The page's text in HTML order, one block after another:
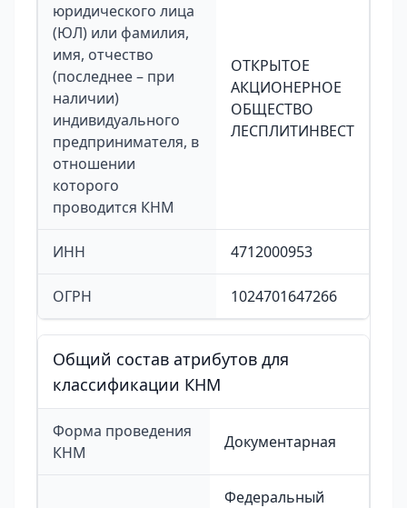
юридического лица
(ЮЛ) или фамилия,
имя, отчество
(последнее – при
наличии)
индивидуального
предпринимателя, в
отношении
которого
проводится КНМ
ОТКРЫТОЕ
АКЦИОНЕРНОЕ
ОБЩЕСТВО
ЛЕСПЛИТИНВЕСТ
ИНН 4712000953
ОГРН 1024701647266
Общий состав атрибутов для
классификации КНМ
Форма проведения
КНМ
Документарная
Федеральный